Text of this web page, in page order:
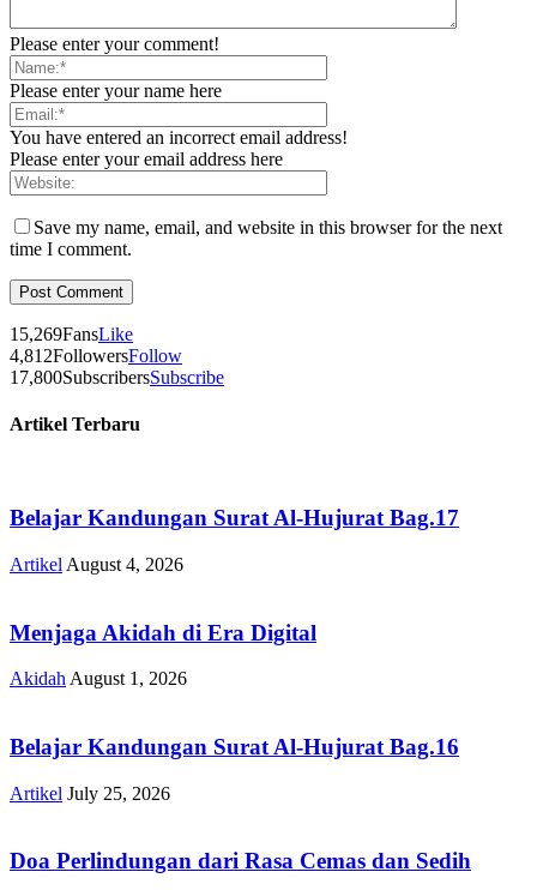
Please enter your comment!
Please enter your name here
You have entered an incorrect email address!
Please enter your email address here
Save my name, email, and website in this browser for the next
time I comment.
15,269FansLike
4,812FollowersFollow
17,800SubscribersSubscribe
Artikel Terbaru
Belajar Kandungan Surat Al-Hujurat Bag.17
Artikel August 4, 2026
Menjaga Akidah di Era Digital
Akidah August 1, 2026
Belajar Kandungan Surat Al-Hujurat Bag.16
Artikel July 25, 2026
Doa Perlindungan dari Rasa Cemas dan Sedih